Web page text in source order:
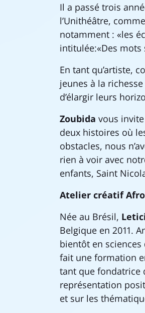
Il a passé trois
l’Unithéâtre,
notamment : «les
intitulée:«Des mots
En tant qu’artiste,
jeunes à la
d’élargir
Zoubidavous
deux histoires où
obstacles, nous
rien à voir avec
enfants, Saint
Atelier créatif
Née au Brésil,
Belgique en 2011.
bientôt en
fait une formation
tant que fondatrice
représentation
et sur les